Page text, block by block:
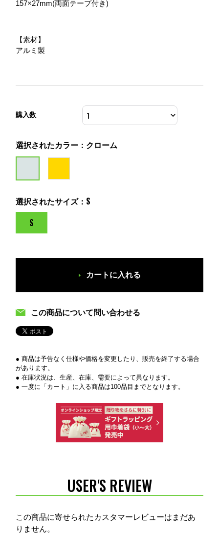
157×27mm(両面テープ付き)
【素材】
アルミ製
購入数
選択されたカラー：クローム
選択されたサイズ：S
S
カートに入れる
この商品について問い合わせる
● 商品は予告なく仕様や価格を変更したり、販売を終了する場合
があります。
● 在庫状況は、生産、在庫、需要によって異なります。
● 一度に「カート」に入る商品は100品目までとなります。
USER'S REVIEW
この商品に寄せられたカスタマーレビューはまだあ
りません。